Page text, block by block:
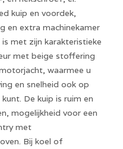
kuip en voordek,
en extra machinekamer
met zijn karakteristieke
met beige stoffering
waarmee u
en snelheid ook op
De kuip is ruim en
mogelijkheid voor een
met
Bij koel of